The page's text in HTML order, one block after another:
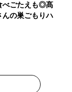
べごたえも◎髙
んの巣ごもりハ